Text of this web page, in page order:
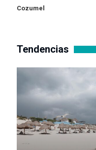
Cozumel
Tendencias